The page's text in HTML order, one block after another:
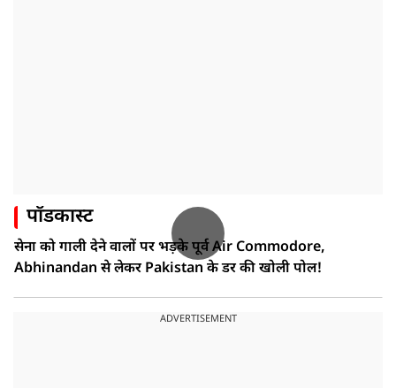
पॉडकास्ट
सेना को गाली देने वालों पर भड़के पूर्व Air Commodore,
Abhinandan से लेकर Pakistan के डर की खोली पोल!
ADVERTISEMENT